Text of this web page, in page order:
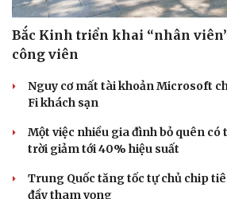
Bắc Kinh triển khai “nhân
công viên
Nguy cơ mất tài khoản Microsoft
Fi khách sạn
Một việc nhiều gia đình bỏ quên có
trời giảm tới 40% hiệu suất
Trung Quốc tăng tốc tự chủ chip
đầy tham vọng